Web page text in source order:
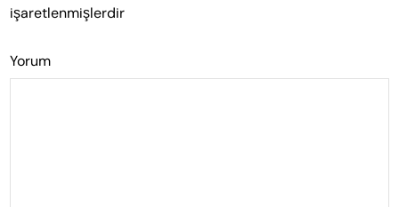
işaretlenmişlerdir
Yorum